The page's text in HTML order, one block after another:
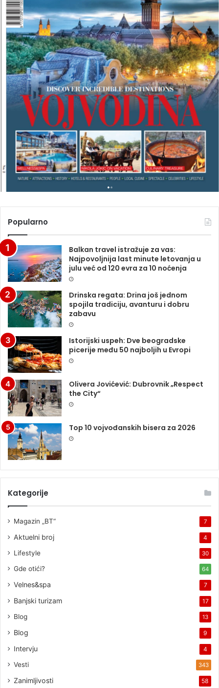
A
Popularno
Balkan travel istražuje za vas:
Najpovoljnija last minute letovanja u
julu već od 120 evra za 10 noćenja
Drinska regata: Drina još jednom
spojila tradiciju, avanturu i dobru
zabavu
Istorijski uspeh: Dve beogradske
picerije među 50 najboljih u Evropi
Olivera Jovićević: Dubrovnik „Respect
the City“
Top 10 vojvođanskih bisera za 2026
Kategorije
Magazin „BT“ 7
Aktuelni broj 4
Lifestyle 30
Gde otići? 64
Velnes&spa 7
Banjski turizam 17
Blog 13
Blog 9
Intervju 4
Vesti 343
Zanimljivosti 58